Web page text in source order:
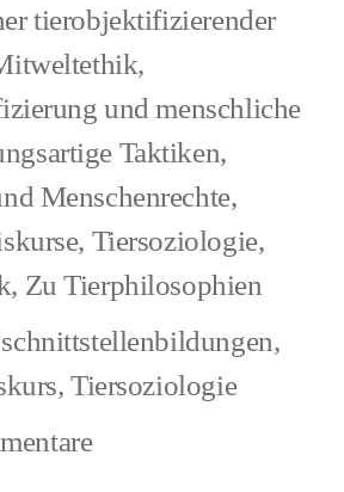
tierobjektifizierender
,
und menschliche
Taktiken,
Menschenrechte,
, Tiersoziologie,
, Zu Tierphilosophien
schnittstellenbildungen,
, Tiersoziologie
zu